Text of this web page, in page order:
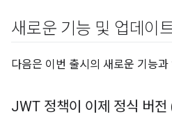
새로운 기능 및 업데이
다음은 이번 출시의 새로운 기능과
JWT 정책이 이제 정식 버